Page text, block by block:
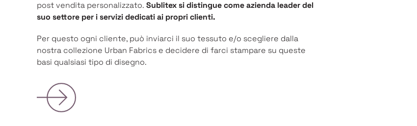
post vendita personalizzato. Sublitex si distingue come azienda leader del
suo settore per i servizi dedicati ai propri clienti.
Per questo ogni cliente, può inviarci il suo tessuto e/o scegliere dalla
nostra collezione Urban Fabrics e decidere di farci stampare su queste
basi qualsiasi tipo di disegno.